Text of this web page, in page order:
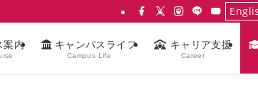
案内 キャンパスライフ
Campus Life
キャリア支援
Career